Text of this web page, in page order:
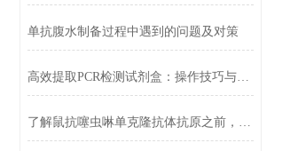
单抗腹水制备过程中遇到的问题及对策
高效提取PCR检测试剂盒：操作技巧与注意事项
了解鼠抗噻虫啉单克隆抗体抗原之前，先了解下噻虫啉